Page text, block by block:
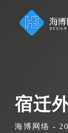
宿迁
海博网络 -